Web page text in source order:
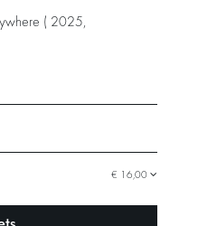
( 2025,
€ 16,00